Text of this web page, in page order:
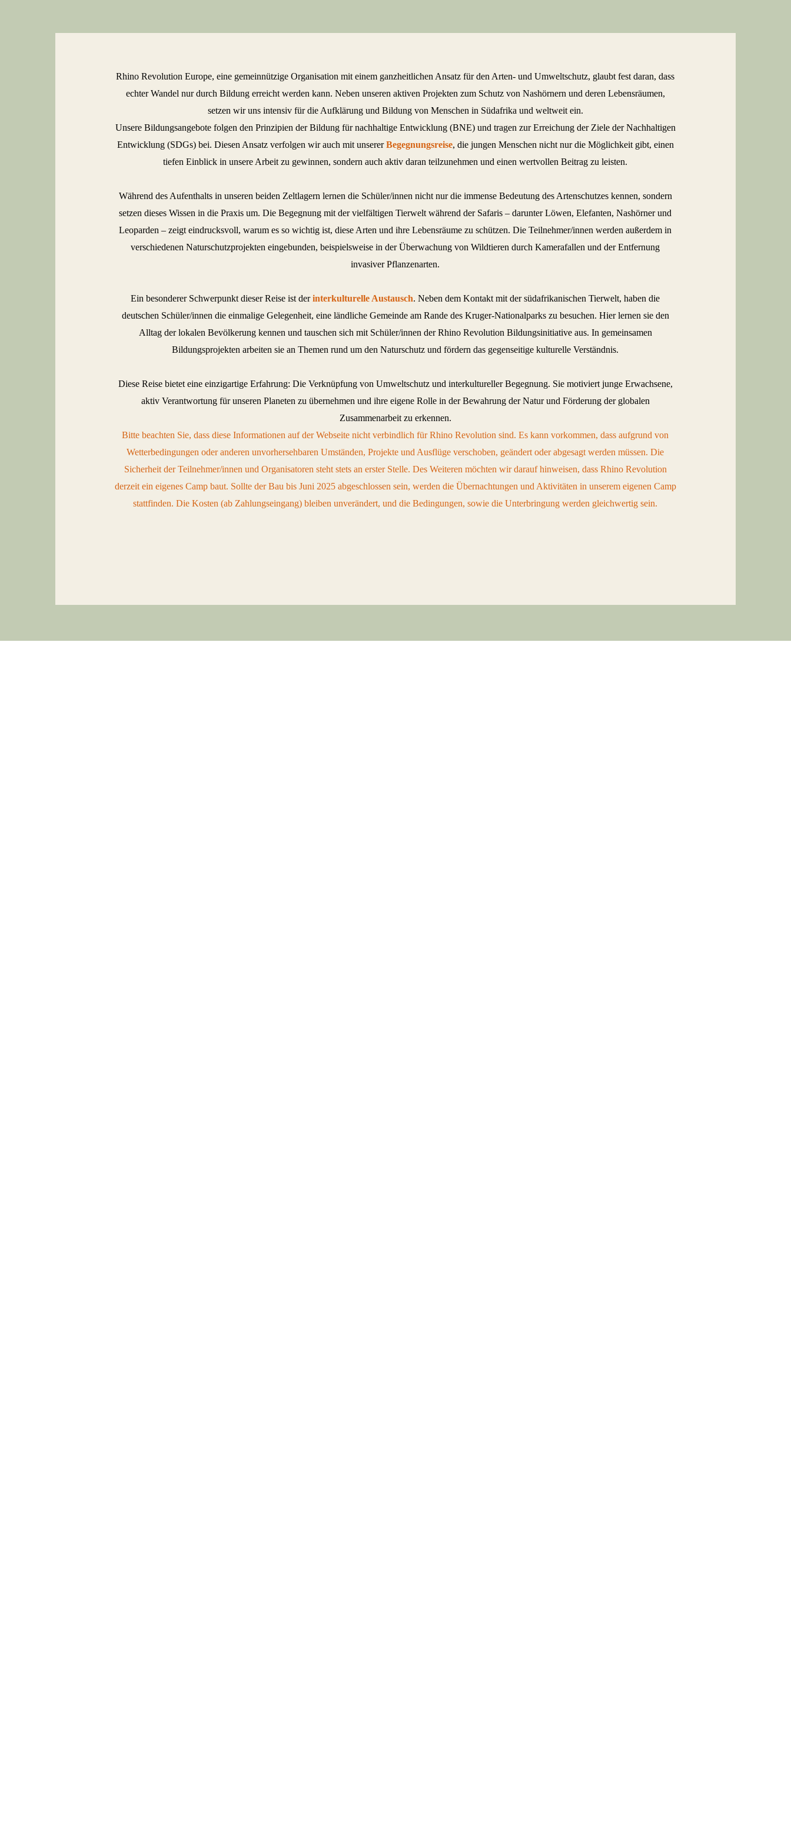
Rhino Revolution Europe, eine gemeinnützige Organisation mit einem ganzheitlichen Ansatz für den Arten- und Umweltschutz, glaubt fest daran, dass
echter Wandel nur durch Bildung erreicht werden kann. Neben unseren aktiven Projekten zum Schutz von Nashörnern und deren Lebensräumen,
setzen wir uns intensiv für die Aufklärung und Bildung von Menschen in Südafrika und weltweit ein.
Unsere Bildungsangebote folgen den Prinzipien der Bildung für nachhaltige Entwicklung (BNE) und tragen zur Erreichung der Ziele der Nachhaltigen
Entwicklung (SDGs) bei. Diesen Ansatz verfolgen wir auch mit unsererBegegnungsreise, die jungen Menschen nicht nur die Möglichkeit gibt, einen
tiefen Einblick in unsere Arbeit zu gewinnen, sondern auch aktiv daran teilzunehmen und einen wertvollen Beitrag zu leisten.
Während des Aufenthalts in unseren beiden Zeltlagern lernen die Schüler/innen nicht nur die immense Bedeutung des Artenschutzes kennen, sondern
setzen dieses Wissen in die Praxis um. Die Begegnung mit der vielfältigen Tierwelt während der Safaris – darunter Löwen, Elefanten, Nashörner und
Leoparden – zeigt eindrucksvoll, warum es so wichtig ist, diese Arten und ihre Lebensräume zu schützen. Die Teilnehmer/innen werden außerdem in
verschiedenen Naturschutzprojekten eingebunden, beispielsweise in der Überwachung von Wildtieren durch Kamerafallen und der Entfernung
invasiver Pflanzenarten.
Ein besonderer Schwerpunkt dieser Reise ist derinterkulturelle Austausch. Neben dem Kontakt mit der südafrikanischen Tierwelt, haben die
deutschen Schüler/innen die einmalige Gelegenheit, eine ländliche Gemeinde am Rande des Kruger-Nationalparks zu besuchen. Hier lernen sie den
Alltag der lokalen Bevölkerung kennen und tauschen sich mit Schüler/innen der Rhino Revolution Bildungsinitiative aus. In gemeinsamen
Bildungsprojekten arbeiten sie an Themen rund um den Naturschutz und fördern das gegenseitige kulturelle Verständnis.
Diese Reise bietet eine einzigartige Erfahrung: Die Verknüpfung von Umweltschutz und interkultureller Begegnung. Sie motiviert junge Erwachsene,
aktiv Verantwortung für unseren Planeten zu übernehmen und ihre eigene Rolle in der Bewahrung der Natur und Förderung der globalen
Zusammenarbeit zu erkennen.
Bitte beachten Sie, dass diese Informationen auf der Webseite nicht verbindlich für Rhino Revolution sind. Es kann vorkommen, dass aufgrund von
Wetterbedingungen oder anderen unvorhersehbaren Umständen, Projekte und Ausflüge verschoben, geändert oder abgesagt werden müssen. Die
Sicherheit der Teilnehmer/innen und Organisatoren steht stets an erster Stelle. Des Weiteren möchten wir darauf hinweisen, dass Rhino Revolution
derzeit ein eigenes Camp baut. Sollte der Bau bis Juni 2025 abgeschlossen sein, werden die Übernachtungen und Aktivitäten in unserem eigenen Camp
stattfinden. Die Kosten (ab Zahlungseingang) bleiben unverändert, und die Bedingungen, sowie die Unterbringung werden gleichwertig sein.